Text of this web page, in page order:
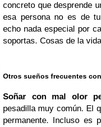
concreto que desprende
esa persona no es de
echo nada especial por
soportas. Cosas de la
Otros sueños frecuentes
Soñar con mal olor
pesadilla muy común. El
permanente. Incluso es